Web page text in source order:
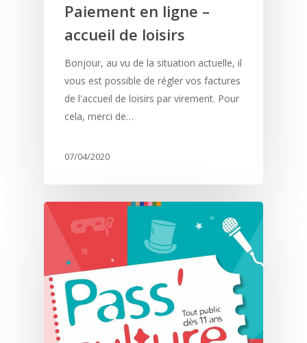
Paiement en ligne –
accueil de loisirs
Bonjour, au vu de la situation actuelle, il
vous est possible de régler vos factures
de l'accueil de loisirs par virement. Pour
cela, merci de…
07/04/2020